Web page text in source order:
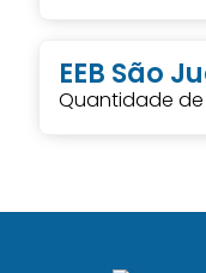
EEB São
Quantidade de